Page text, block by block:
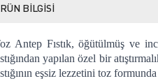
BILGISI
Antep Fıstık, öğütülmüş ve
yapılan özel bir
eşsiz lezzetini toz